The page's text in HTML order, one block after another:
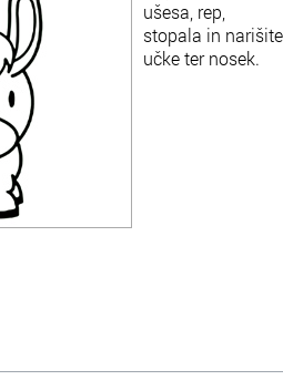
ušesa, rep,
stopala in narišite
učke ter nosek.